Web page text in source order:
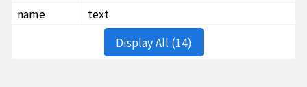
name
text
Display All (14)